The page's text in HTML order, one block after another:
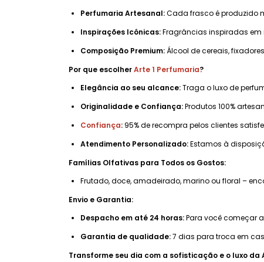
Perfumaria Artesanal:Cada frasco é produzido
Inspirações Icônicas:Fragrâncias inspiradas em
Composição Premium:Álcool de cereais,
Por que escolherArte 1 Perfumaria?
Elegância ao seu alcance:Traga o luxo de
Originalidade e Confiança:Produtos 100%
Confiança: 95% de recompra pelos clientes
Atendimento Personalizado:Estamos à
Famílias Olfativas para Todos os Gostos:
Frutado, doce, amadeirado, marino ou floral –
Envio e Garantia:
Despacho em até 24 horas:Para você começar
Garantia de qualidade:7 dias para troca em
Transforme seu dia com a sofisticação e o luxo da